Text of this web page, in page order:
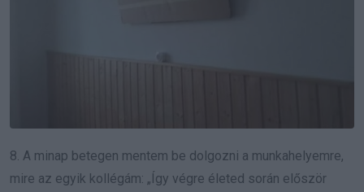
8. A minap betegen mentem be dolgozni a munkahelyemre,
mire az egyik kollégám: „Így végre életed során először